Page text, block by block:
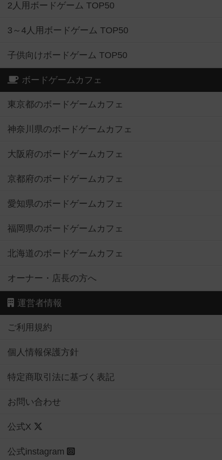
2人用ボードゲーム TOP50
3～4人用ボードゲーム TOP50
子供向けボードゲーム TOP50
ボードゲームカフェ
東京都のボードゲームカフェ
神奈川県のボードゲームカフェ
大阪府のボードゲームカフェ
京都府のボードゲームカフェ
愛知県のボードゲームカフェ
福岡県のボードゲームカフェ
北海道のボードゲームカフェ
オーナー・店長の方へ
運営者情報
ご利用規約
個人情報保護方針
特定商取引法に基づく表記
お問い合わせ
公式X
公式instagram